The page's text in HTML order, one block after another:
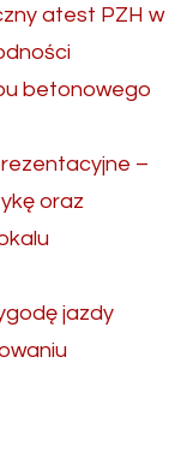
atest PZH w
betonowego
–
oraz
jazdy